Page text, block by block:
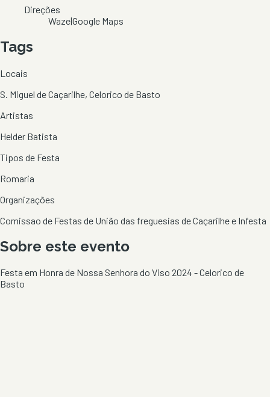
Direções
Waze|Google Maps
Tags
Locais
S. Miguel de Caçarilhe, Celorico de Basto
Artistas
Helder Batista
Tipos de Festa
Romaria
Organizações
Comissao de Festas de União das freguesias de Caçarilhe e Infesta
Sobre este evento
Festa em Honra de Nossa Senhora do Viso 2024 - Celorico de
Basto